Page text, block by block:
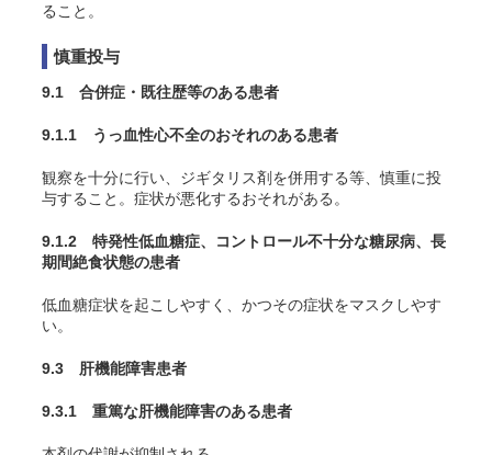
ること。
慎重投与
9.1 合併症・既往歴等のある患者
9.1.1 うっ血性心不全のおそれのある患者
観察を十分に行い、ジギタリス剤を併用する等、慎重に投
与すること。症状が悪化するおそれがある。
9.1.2 特発性低血糖症、コントロール不十分な糖尿病、長
期間絶食状態の患者
低血糖症状を起こしやすく、かつその症状をマスクしやす
い。
9.3 肝機能障害患者
9.3.1 重篤な肝機能障害のある患者